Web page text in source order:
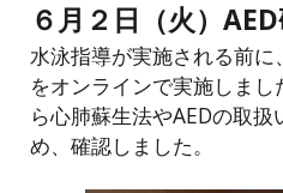
６月２日（火）
水泳指導が実施される前に
をオンラインで実施しま
ら心肺蘇生法やAEDの取
め、確認しました。